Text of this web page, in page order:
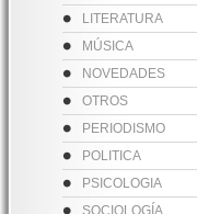
LITERATURA
MÚSICA
NOVEDADES
OTROS
PERIODISMO
POLITICA
PSICOLOGIA
SOCIOLOGÍA